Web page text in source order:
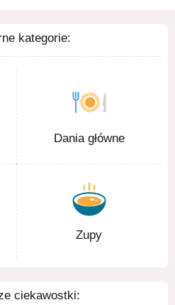
kategorie:
Dania główne
Zupy
ciekawostki: